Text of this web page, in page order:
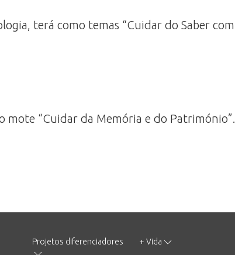
terá como temas “Cuidar do Saber
mote “Cuidar da Memória e do Património”.
Projetos diferenciadores + Vida